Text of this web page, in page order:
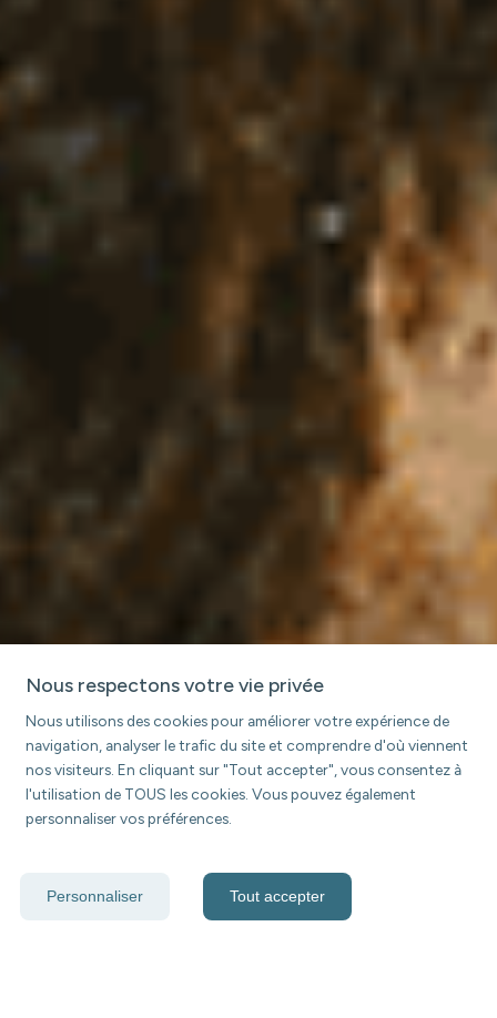
Nous respectons votre vie privée
Nous utilisons des cookies pour améliorer votre expérience de
navigation, analyser le trafic du site et comprendre d'où viennent
nos visiteurs. En cliquant sur "Tout accepter", vous consentez à
l'utilisation de TOUS les cookies. Vous pouvez également
personnaliser vos préférences.
Personnaliser Tout accepter